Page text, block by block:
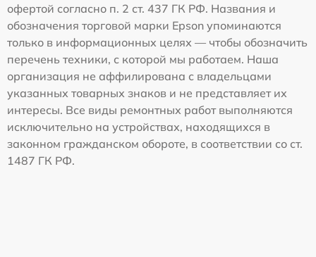
офертой согласно п. 2 ст. 437 ГК РФ. Названия и
обозначения торговой марки Epson упоминаются
только в информационных целях — чтобы обозначить
перечень техники, с которой мы работаем. Наша
организация не аффилирована с владельцами
указанных товарных знаков и не представляет их
интересы. Все виды ремонтных работ выполняются
исключительно на устройствах, находящихся в
законном гражданском обороте, в соответствии со ст.
1487 ГК РФ.